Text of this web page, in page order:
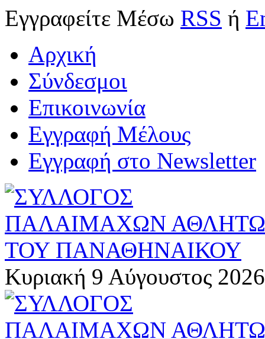
Εγγραφείτε Μέσω RSS ή
Αρχική
Σύνδεσμοι
Επικοινωνία
Εγγραφή Μέλους
Εγγραφή στο Newsletter
Κυριακή 9 Αύγουστος